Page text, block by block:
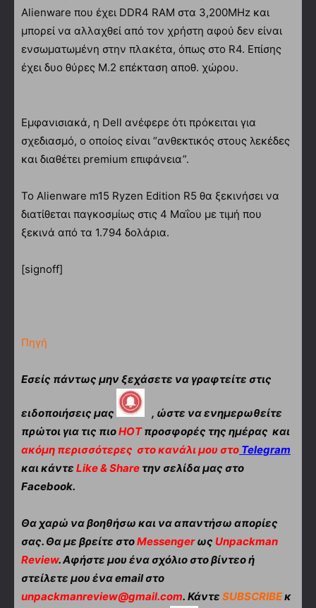
Alienware που έχει DDR4 RAM στα 3,200MHz και
μπορεί να αλλαχθεί από τον χρήστη αφού δεν είναι
ενσωματωμένη στην πλακέτα, όπως στο R4. Επίσης
έχει δυο θύρες M.2 επέκταση αποθ. χώρου.
Εμφανισιακά, η Dell ανέφερε ότι πρόκειται για
σχεδιασμό, ο οποίος είναι “ανθεκτικός στους λεκέδες
και διαθέτει premium επιφάνεια”.
Το Alienware m15 Ryzen Edition R5 θα ξεκινήσει να
διατίθεται παγκοσμίως στις 4 Μαΐου με τιμή που
ξεκινά από τα 1.794 δολάρια.
[signoff]
Πηγή
Εσείς πάντως μην ξεχάσετε να γραφτείτε στις
ειδοποιήσεις μας
, ώστε να ενημερωθείτε
πρώτοι για τις πιοHOTπροσφορές της ημέρας και
ακόμη περισσότερες στο κανάλι μου στο Telegram
και κάντε Like & Share την σελίδα μας στο
Facebook.
Θα χαρώ να βοηθήσω και να απαντήσω απορίες
σας. Θα με βρείτε στοMessengerως Unpackman
Review. Αφήστε μου ένα σχόλιο στο βίντεο ή
στείλετε μου ένα email στο
unpackmanreview@gmail.com. Κάντε SUBSCRIBEκ